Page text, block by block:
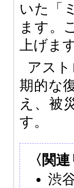
いた「
ます。
上げま
アス
期的な
え、被
す。
〈関
渋